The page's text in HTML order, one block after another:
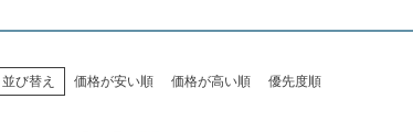
並び替え 価格が安い順 価格が高い順 優先度順